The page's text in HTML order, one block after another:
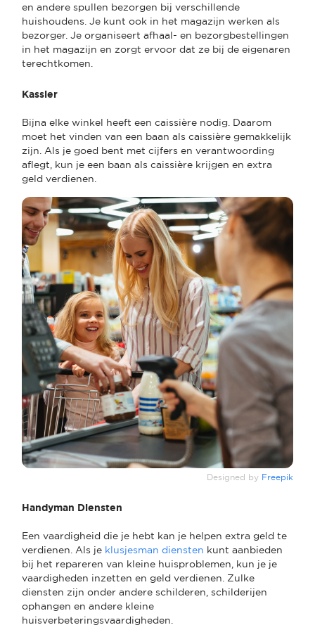
en andere spullen bezorgen bij verschillende
huishoudens. Je kunt ook in het magazijn werken als
bezorger. Je organiseert afhaal- en bezorgbestellingen
in het magazijn en zorgt ervoor dat ze bij de eigenaren
terechtkomen.
Kassier
Bijna elke winkel heeft een caissière nodig. Daarom
moet het vinden van een baan als caissière gemakkelijk
zijn. Als je goed bent met cijfers en verantwoording
aflegt, kun je een baan als caissière krijgen en extra
geld verdienen.
Designed by Freepik
Handyman Diensten
Een vaardigheid die je hebt kan je helpen extra geld te
verdienen. Als je klusjesman diensten kunt aanbieden
bij het repareren van kleine huisproblemen, kun je je
vaardigheden inzetten en geld verdienen. Zulke
diensten zijn onder andere schilderen, schilderijen
ophangen en andere kleine
huisverbeteringsvaardigheden.